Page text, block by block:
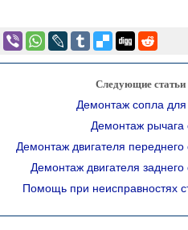
Следующие статьи
Демонтаж сопла
Демонтаж рычага
Демонтаж двигателя переднего
Демонтаж двигателя заднего
Помощь при неисправностях